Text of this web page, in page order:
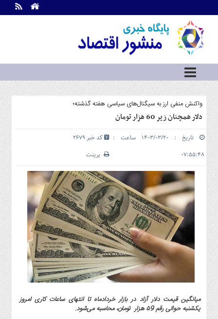
اطلاعات
تماس
ما
درباره
ما
سرویس
ها
خانه
سرمایه
و
بورس
مسکن
و
شهری
گاز
و
پتروشیمی
صنعت
و
خودرو
آپ
و
واکنش منفی ارز به سیگنال‌های سیاسی هفته گذشته؛
دلار همچنان زیر 60 هزار تومان
تاریخ : ۱۴۰۳/۰۳/۲۰ ساعت :
۰۷:۵۵:۴۸
کد خبر 2679
پرینت
میانگین قیمت دلار آزاد در بازار خردادماه تا انتهای ساعات کاری امروز
یکشنبه حوالی رقم ۵9 هزار تومان، محاسبه می‌شود.